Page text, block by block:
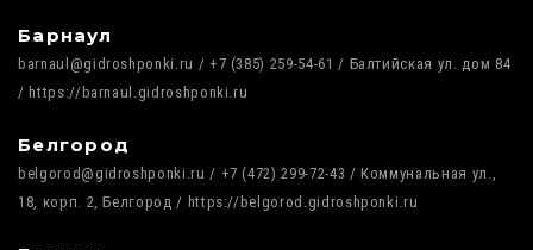
Барнаул
barnaul@gidroshponki.ru / +7 (385) 259-54-61 / Балтийская ул. дом 84
/ https://barnaul.gidroshponki.ru
Белгород
belgorod@gidroshponki.ru / +7 (472) 299-72-43 / Коммунальная ул.,
18, корп. 2, Белгород / https://belgorod.gidroshponki.ru